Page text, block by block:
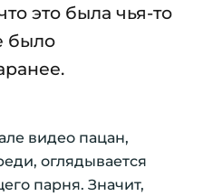
это была чья-то
было
видео пацан,
оглядывается
парня. Значит,